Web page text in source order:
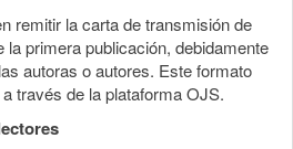
remitir la carta de transmisión de
primera publicación, debidamente
autoras o autores. Este formato
través de la plataforma OJS.